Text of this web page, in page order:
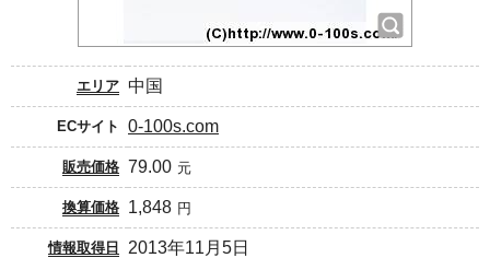
エリア 中国
ECサイト 0-100s.com
販売価格 79.00 元
換算価格 1,848 円
情報取得日 2013年11月5日